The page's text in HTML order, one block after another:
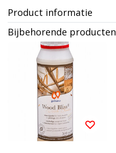
Product informatie
Bijbehorende producten